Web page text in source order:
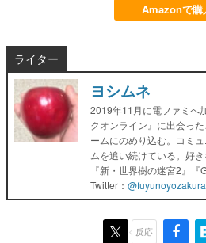
Amazonで購
ライター
ヨシムネ
2019年11月に電ファミへ
クオンライン』に出会っ
ームにのめり込む。コミ
ムを追い続けている。好
『新・世界樹の迷宮2』『
Twitter： @fuyunoyozakura
反応